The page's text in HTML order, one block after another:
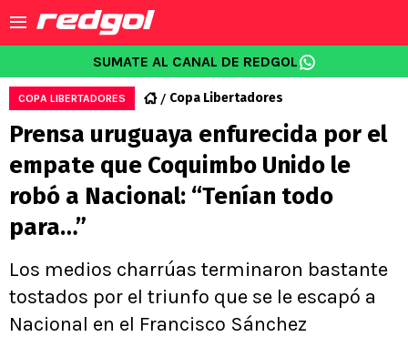
SUMATE AL CANAL DE REDGOL
COPA LIBERTADORES Copa Libertadores
Prensa uruguaya enfurecida por el
empate que Coquimbo Unido le
robó a Nacional: “Tenían todo
para…”
Los medios charrúas terminaron bastante
tostados por el triunfo que se le escapó a
Nacional en el Francisco Sánchez